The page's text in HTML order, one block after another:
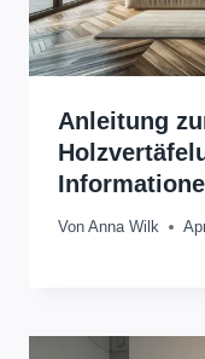
Anleitung
Von Anna Wilk